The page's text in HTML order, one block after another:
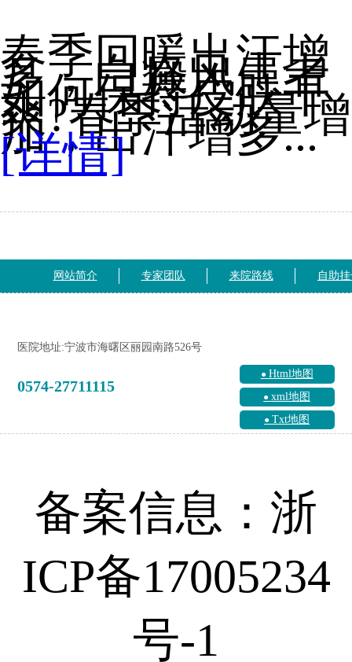
春季回暖出汗增
多，白癜风患者
如何保持皮肤干
爽?春季活动量增
加，出汗增多...
[详情]
网站简介 专家团队 来院路线 自助
医院地址:宁波市海曙区丽园南路526号
0574-27711115
Html地图
xml地图
Txt地图
备案信息：浙
ICP备17005234
号-1